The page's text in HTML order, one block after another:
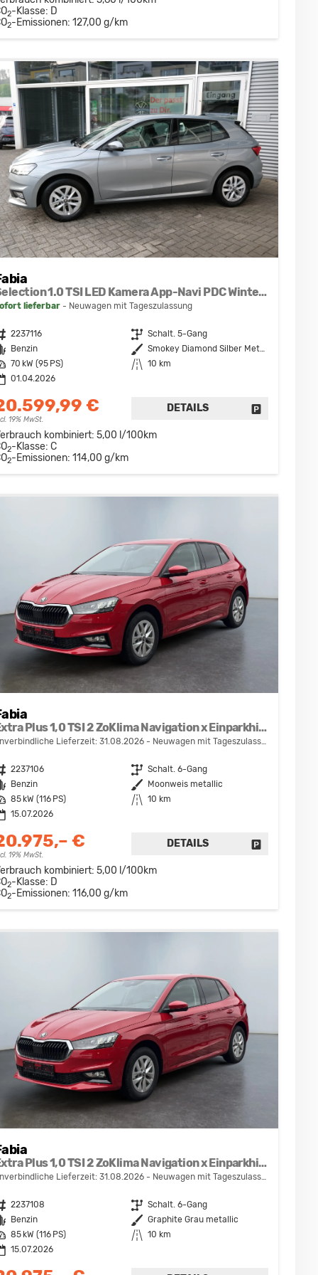
2-Klasse: D
2-Emissionen: 127,00 g/km
PARKEN ODER VERGLEICHEN
Selection 1.0 TSI LED Kamera App-Navi PDC Winterpaket
lieferbar Neuwagen mit Tageszulassung
2237116 Getriebe Schalt. 5-Gang
Benzin Außenfarbe
Smokey Diamond Silber Metallic
70 kW (95 PS) Kilometerstand
10 km
01.04.2026
€
19% MwSt.
DETAILS FAHRZEUG
kombiniert: 5,00 l/100km
2-Klasse: C
2-Emissionen: 114,00 g/km
PARKEN ODER VERGLEICHEN
Extra Plus 1,0 TSI 2 ZoKlima Navigation x Einparkhilfe Kessy beheiztes Lenkrad Sitzheizung Sunset 5J Garantie
Lieferzeit: 31.08.2026 Neuwagen mit Tageszulassung
2237106 Getriebe Schalt. 6-Gang
Benzin Außenfarbe
Moonweis metallic
85 kW (116 PS) Kilometerstand
10 km
15.07.2026
€
19% MwSt.
DETAILS FAHRZEUG
kombiniert: 5,00 l/100km
2-Klasse: D
2-Emissionen: 116,00 g/km
Extra Plus 1,0 TSI 2 ZoKlima Navigation x Einparkhilfe Kessy beheiztes Lenkrad Sitzheizung Sunset 5J Garantie
Lieferzeit: 31.08.2026 Neuwagen mit Tageszulassung
2237108 Getriebe Schalt. 6-Gang
Benzin Außenfarbe Graphite Grau metallic
85 kW (116 PS) Kilometerstand
10 km
15.07.2026